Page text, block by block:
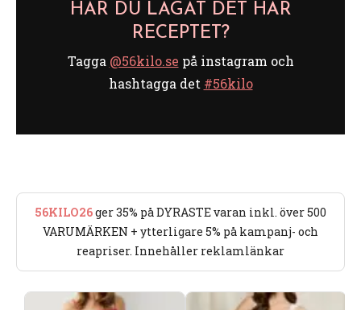
HAR DU LAGAT DET HÄR
RECEPTET?
Tagga @56kilo.se på instagram och
hashtagga det #56kilo
56KILO26ger 35% på DYRASTE varan inkl. över 500
VARUMÄRKEN + ytterligare 5% på kampanj- och
reapriser. Innehåller reklamlänkar